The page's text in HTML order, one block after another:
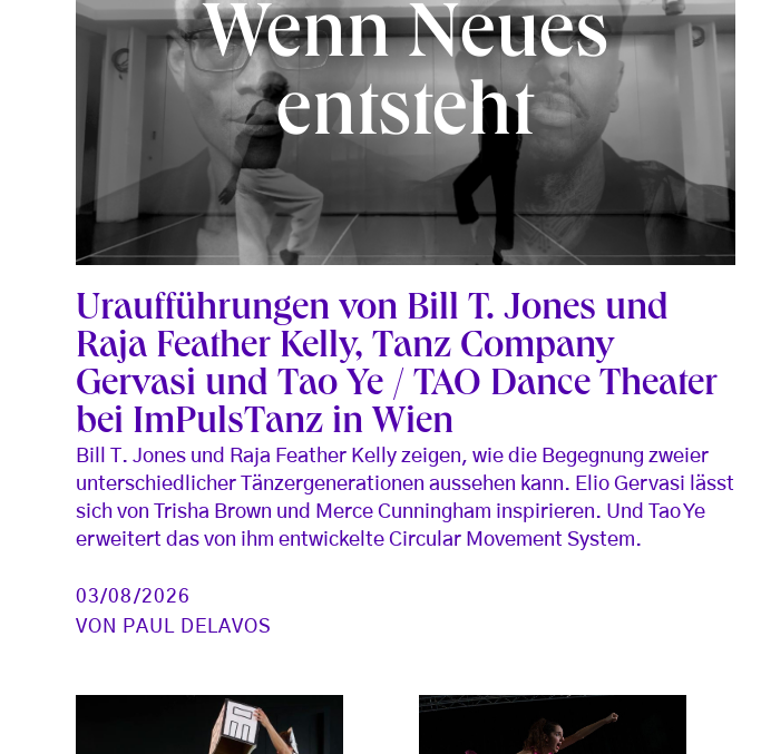
Wenn Neues
entsteht
Uraufführungen von Bill T. Jones und
Raja Feather Kelly, Tanz Company
Gervasi und Tao Ye / TAO Dance Theater
bei ImPulsTanz in Wien
Bill T. Jones und Raja Feather Kelly zeigen, wie die Begegnung zweier
unterschiedlicher Tänzergenerationen aussehen kann. Elio Gervasi lässt
sich von Trisha Brown und Merce Cunningham inspirieren. Und Tao Ye
erweitert das von ihm entwickelte Circular Movement System.
03/08/2026
VON
PAUL DELAVOS